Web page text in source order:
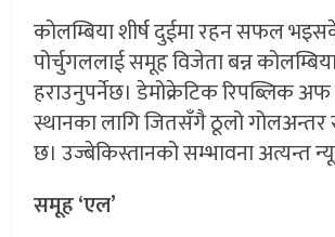
कोलम्बिया शीर्ष दुईमा रहन सफल
पोर्चुगललाई समूह विजेता बन्न
हराउनुपर्नेछ। डेमोक्रेटिक रिपब्लिक अफ
स्थानका लागि जितसँगै ठूलो
छ। उज्बेकिस्तानको सम्भावना अत्यन्त
समूह ‘एल’